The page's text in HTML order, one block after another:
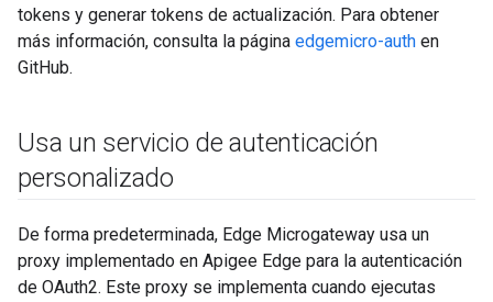
tokens y generar tokens de actualización. Para obtener
más información, consulta la página edgemicro-auth en
GitHub.
Usa un servicio de autenticación
personalizado
De forma predeterminada, Edge Microgateway usa un
proxy implementado en Apigee Edge para la autenticación
de OAuth2. Este proxy se implementa cuando ejecutas